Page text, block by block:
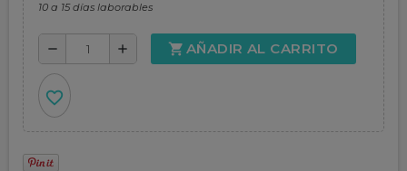
10 a 15 días laborables
remove add shopping_cart AÑADIR AL CARRITO
favorite_border